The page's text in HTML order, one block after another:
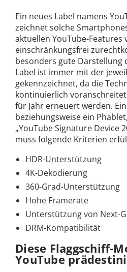
Ein neues Label namens
zeichnet solche
aktuellen YouTube-
einschränkungsfrei
besonders gute Darstellung
Label ist immer mit der
gekennzeichnet, da die
kontinuierlich
für Jahr erneuert werden.
beziehungsweise ein
„YouTube Signature Device
muss folgende Kriterien
HDR-Unterstützung
4K-Dekodierung
360-Grad-Unterstützung
Hohe Framerate
Unterstützung von Next-
DRM-Kompatibilität
Diese Flaggschiff-
YouTube